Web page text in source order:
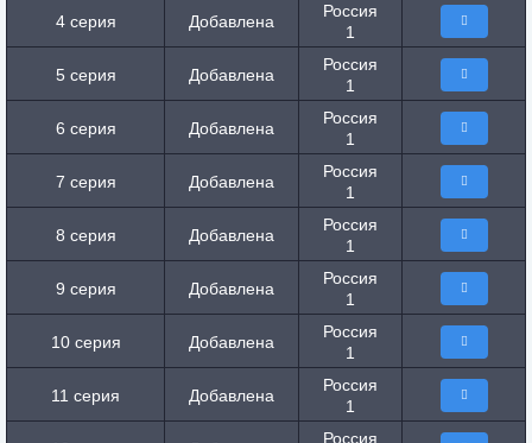
4 серия Добавлена
Россия
1
5 серия Добавлена
Россия
1
6 серия Добавлена
Россия
1
7 серия Добавлена
Россия
1
8 серия Добавлена
Россия
1
9 серия Добавлена
Россия
1
10 серия Добавлена
Россия
1
11 серия Добавлена
Россия
1
Россия